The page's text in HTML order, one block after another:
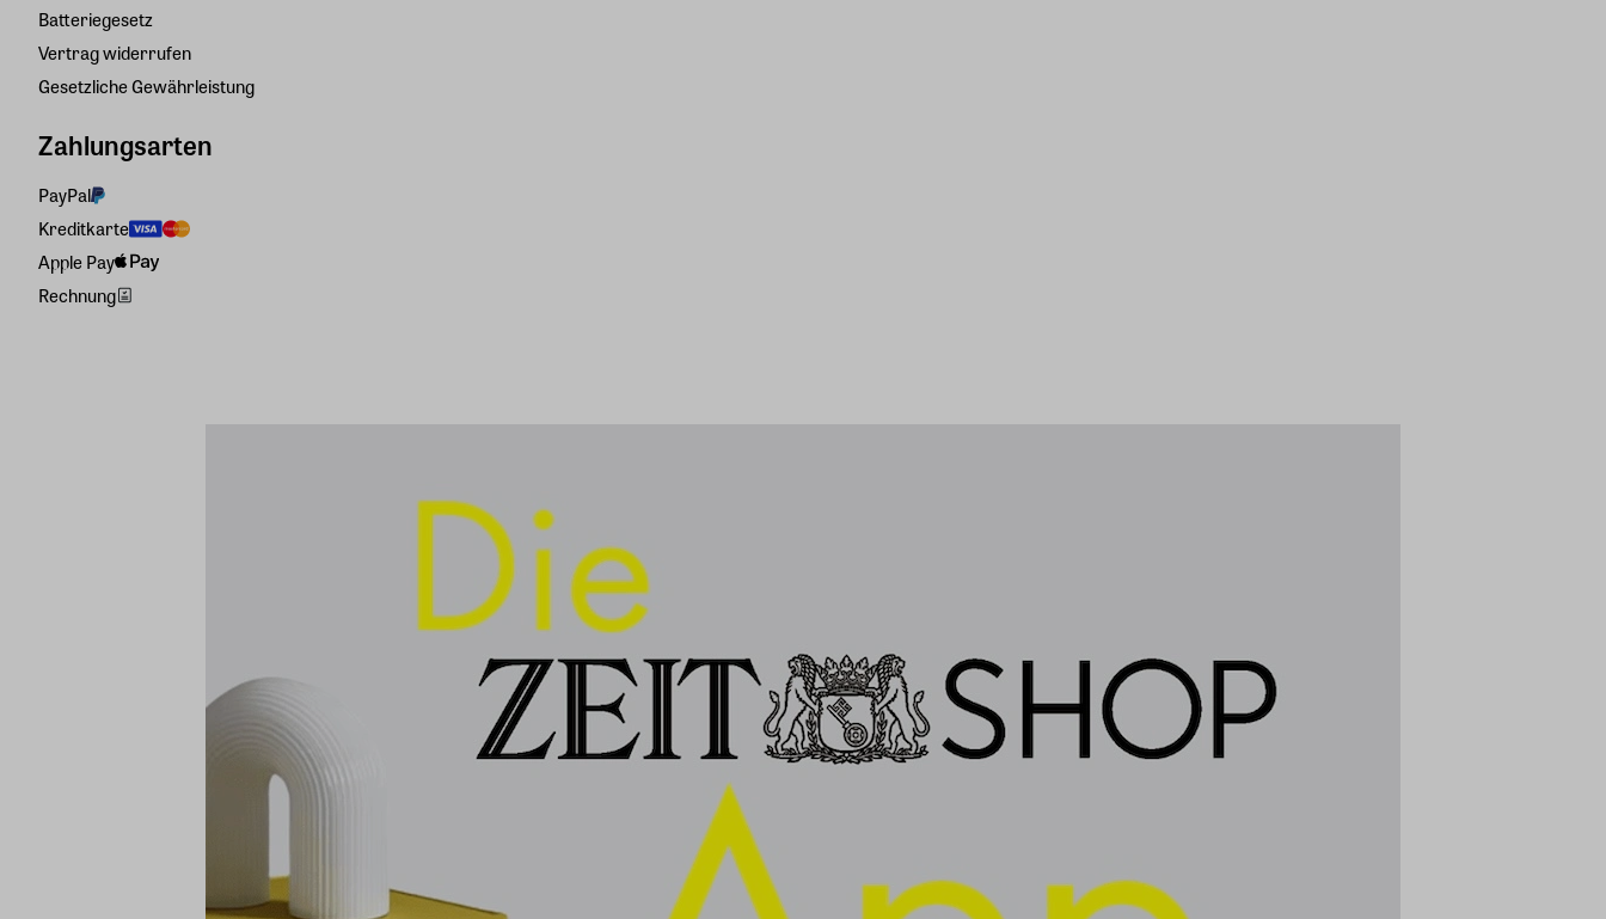
Batteriegesetz
Vertrag widerrufen
Gesetzliche Gewährleistung
Zahlungsarten
PayPal
Kreditkarte
Apple Pay
Rechnung